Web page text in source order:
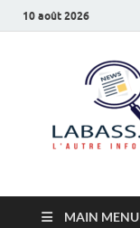
10 août 2026
MAIN MENU